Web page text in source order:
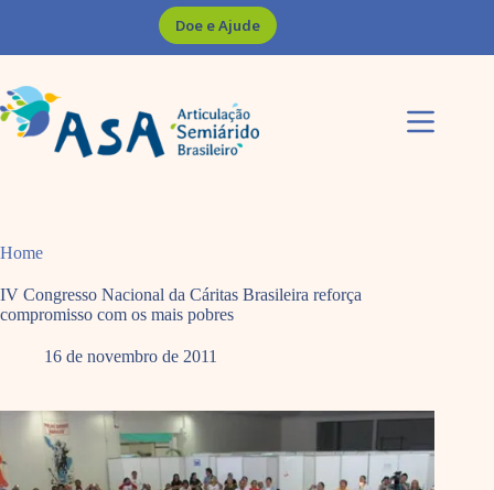
Doe e Ajude
Home
IV Congresso Nacional da Cáritas Brasileira reforça
compromisso com os mais pobres
16 de novembro de 2011